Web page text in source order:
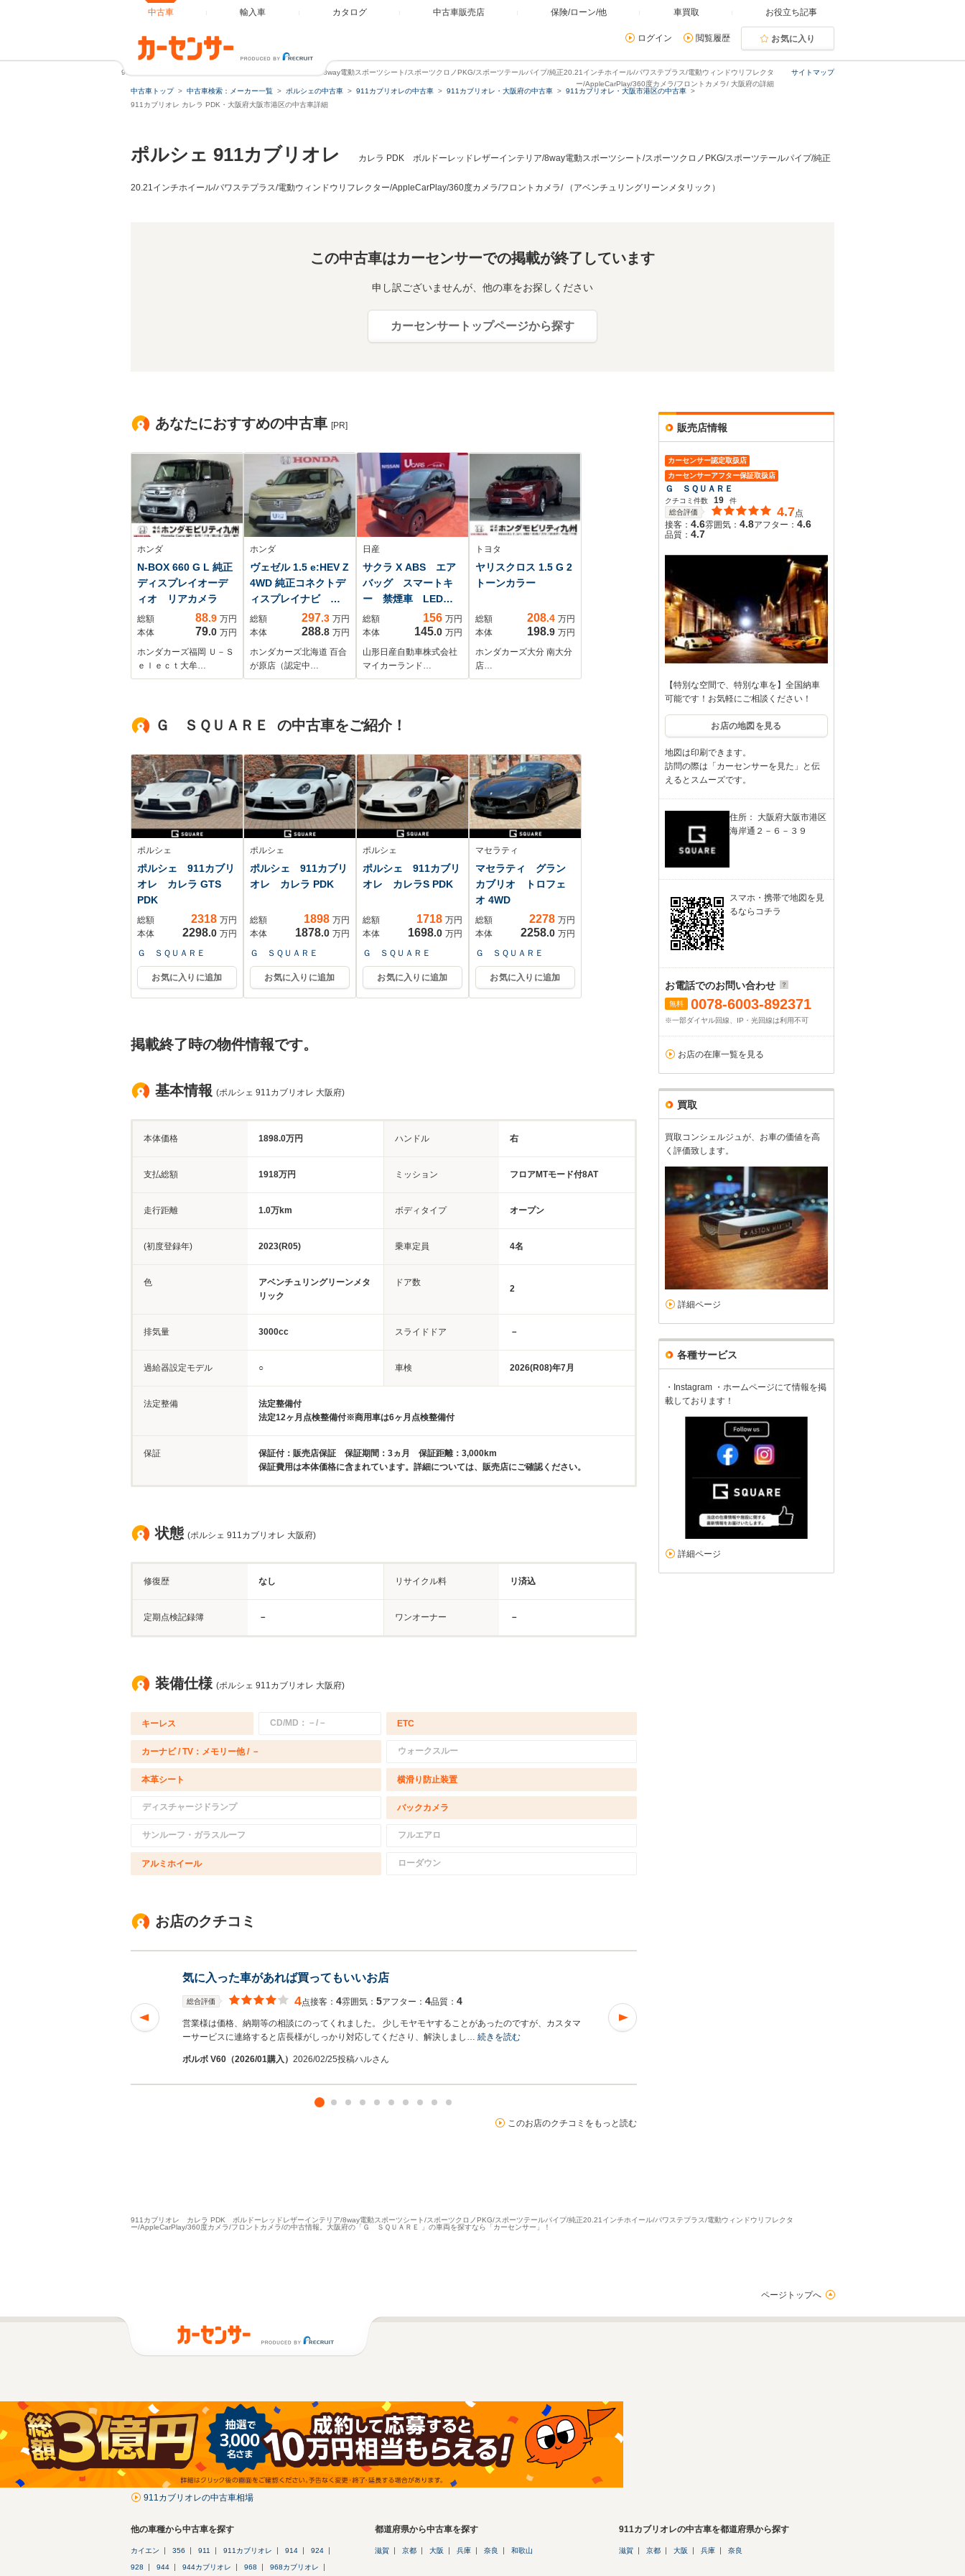
中古車 輸入車 カタログ 中古車販売店 保険/ローン/他 車買取 お役立ち記事
ログイン 閲覧履歴 お気に入り
サイトマップ
911カブリオレ カレラ PDK ボルドーレッドレザーインテリア/8way電動スポーツシート/スポーツクロノPKG/スポーツテールパイプ/純正20.21インチホイール/パワステプラス/電動ウィンドウリフレクタ
ー/AppleCarPlay/360度カメラ/フロントカメラ/ 大阪府の詳細
中古車トップ
中古車検索：メーカー一覧 ポルシェの中古車 911カブリオレの中古車 911カブリオレ・大阪府の中古車
911カブリオレ・大阪市港区の中古車
911カブリオレ カレラ PDK・大阪府大阪市港区の中古車詳細
ポルシェ 911カブリオレ カレラ PDK ボルドーレッドレザーインテリア/8way電動スポーツシート/スポーツクロノPKG/スポーツテールパイプ/純正
20.21インチホイール/パワステプラス/電動ウィンドウリフレクター/AppleCarPlay/360度カメラ/フロントカメラ/ （アベンチュリングリーンメタリック）
この中古車はカーセンサーでの掲載が終了しています
申し訳ございませんが、他の車をお探しください
カーセンサートップページから探す
あなたにおすすめの中古車 [PR]
ホンダ
N-BOX 660 G L 純正
ディスプレイオーデ
ィオ リアカメラ
総額 88.9 万円
本体
79.0 万円
ホンダカーズ福岡 Ｕ－Ｓ
ｅｌｅｃｔ大牟…
ホンダ
ヴェゼル 1.5 e:HEV Z
4WD 純正コネクトデ
ィスプレイナビ 純
正前後ドラレコ リ
アカメラ シートヒ
ーター ステアリン
グヒーター パドル
シフト ETC
総額 297.3 万円
本体
288.8 万円
ホンダカーズ北海道 百合
が原店（認定中…
日産
サクラ X ABS エア
バッグ スマートキ
ー 禁煙車 LEDヘ
ッドライト 9インチ
ディスプレイオーデ
ィオ 充電ケーブ
ル アラウンドビュ
ーモニター
総額 156 万円
本体
145.0 万円
山形日産自動車株式会社
マイカーランド…
トヨタ
ヤリスクロス 1.5 G 2
トーンカラー
総額 208.4 万円
本体
198.9 万円
ホンダカーズ大分 南大分
店…
Ｇ ＳＱＵＡＲＥ の中古車をご紹介！
ポルシェ
ポルシェ 911カブリ
オレ カレラ GTS
PDK
総額 2318 万円
本体
2298.0 万円
Ｇ ＳＱＵＡＲＥ
お気に入りに追加
ポルシェ
ポルシェ 911カブリ
オレ カレラ PDK
総額 1898 万円
本体
1878.0 万円
Ｇ ＳＱＵＡＲＥ
お気に入りに追加
ポルシェ
ポルシェ 911カブリ
オレ カレラS PDK
総額 1718 万円
本体
1698.0 万円
Ｇ ＳＱＵＡＲＥ
お気に入りに追加
マセラティ
マセラティ グラン
カブリオ トロフェ
オ 4WD
総額 2278 万円
本体
2258.0 万円
Ｇ ＳＱＵＡＲＥ
お気に入りに追加
掲載終了時の物件情報です。
基本情報 (ポルシェ 911カブリオレ 大阪府)
本体価格 1898.0万円 ハンドル 右
支払総額 1918万円 ミッション フロアMTモード付8AT
走行距離 1.0万km ボディタイプ オープン
(初度登録年) 2023(R05) 乗車定員 4名
色
アベンチュリングリーンメタ
リック
ドア数
2
排気量 3000cc スライドドア －
過給器設定モデル ○ 車検 2026(R08)年7月
法定整備
法定整備付
法定12ヶ月点検整備付※商用車は6ヶ月点検整備付
保証
保証付：販売店保証 保証期間：3ヵ月 保証距離：3,000km
保証費用は本体価格に含まれています。詳細については、販売店にご確認ください。
状態 (ポルシェ 911カブリオレ 大阪府)
修復歴 なし リサイクル料 リ済込
定期点検記録簿 － ワンオーナー －
装備仕様 (ポルシェ 911カブリオレ 大阪府)
キーレス CD/MD：－/－ ETC
カーナビ / TV：メモリー他 / － ウォークスルー
本革シート 横滑り防止装置
ディスチャージドランプ バックカメラ
サンルーフ・ガラスルーフ フルエアロ
アルミホイール ローダウン
お店のクチコミ
気に入った車があれば買ってもいいお店
総合評価 4点接客： 4雰囲気： 5アフター： 4品質： 4
営業様は価格、納期等の相談にのってくれました。 少しモヤモヤすることがあったのですが、カスタマ
ーサービスに連絡すると店長様がしっかり対応してくださり、解決しまし… 続きを読む
ボルボ V60（2026/01購入） 2026/02/25投稿ハルさん
このお店のクチコミをもっと読む
販売店情報
カーセンサー認定取扱店
カーセンサーアフター保証取扱店
Ｇ ＳＱＵＡＲＥ
クチコミ件数 19
件
総合評価
4.7点
接客： 4.6雰囲気： 4.8アフター： 4.6
品質： 4.7
【特別な空間で、特別な車を】全国納車
可能です！お気軽にご相談ください！
お店の地図を見る
地図は印刷できます。
訪問の際は「カーセンサーを見た」と伝
えるとスムーズです。
住所： 大阪府大阪市港区
海岸通２－６－３９
スマホ・携帯で地図を見
るならコチラ
お電話でのお問い合わせ
無料 0078-6003-892371
※一部ダイヤル回線、IP・光回線は利用不可
お店の在庫一覧を見る
買取
買取コンシェルジュが、お車の価値を高
く評価致します。
詳細ページ
各種サービス
・Instagram ・ホームページにて情報を掲
載しております！
詳細ページ
911カブリオレ カレラ PDK ボルドーレッドレザーインテリア/8way電動スポーツシート/スポーツクロノPKG/スポーツテールパイプ/純正20.21インチホイール/パワステプラス/電動ウィンドウリフレクタ
ー/AppleCarPlay/360度カメラ/フロントカメラ/の中古情報。大阪府の「Ｇ ＳＱＵＡＲＥ 」の車両を探すなら「カーセンサー」！
ページトップへ
911カブリオレの中古車相場
他の車種から中古車を探す
カイエン 356 911 911カブリオレ 914 924
928 944 944カブリオレ 968 968カブリオレ
都道府県から中古車を探す
滋賀 京都 大阪 兵庫 奈良 和歌山
911カブリオレの中古車を都道府県から探す
滋賀 京都 大阪 兵庫 奈良